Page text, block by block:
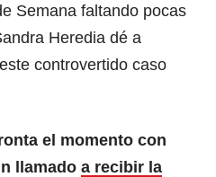
Semana faltando pocas
Heredia dé a
controvertido caso
el momento con
llamado a recibir la